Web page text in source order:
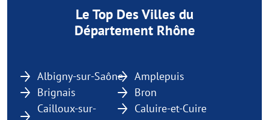
Le Top Des Villes du
Département Rhône
Albigny-sur-Saône
Amplepuis
Brignais
Bron
Cailloux-sur-
Caluire-et-Cuire